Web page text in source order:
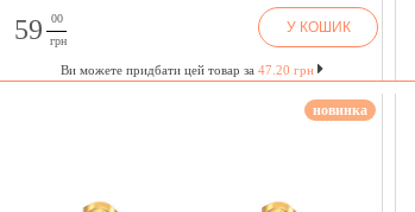
59
00
грн
У КОШИК
Ви можете придбати цей товар за 47.20 грн
новинка